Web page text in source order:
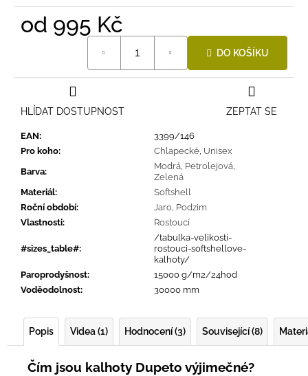
od 995 Kč
DO KOŠÍKU
EAN:
3399/146
Pro koho: Chlapecké, Unisex
Barva:
Modrá, Petrolejová,
Zelená
Materiál:
Softshell
Roční období: Jaro, Podzim
Vlastnosti: Rostoucí
#sizes_table#:
/tabulka-velikosti-
rostouci-softshellove-
kalhoty/
Paroprodyšnost:
15000 g/m2/24hod
Voděodolnost: 30000 mm
ZEPTAT SE
HLÍDAT DOSTUPNOST
Popis Videa (1) Hodnocení (3) Související (8)
Čím jsou kalhoty Dupeto výjimečné?